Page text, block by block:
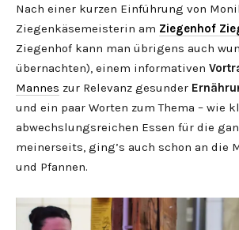
Nach einer kurzen Einführung von
Ziegenkäsemeisterin am Ziegenhof
Ziegenhof kann man übrigens auch
übernachten), einem informativen
Mannes zur Relevanz gesunder
und ein paar Worten zum Thema – wie
abwechslungsreichen Essen für die
meinerseits, ging’s auch schon an die
und Pfannen.